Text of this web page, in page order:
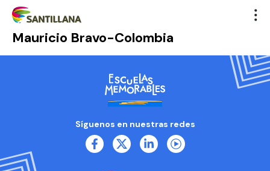
Mauricio Bravo-Colombia
Síguenos en nuestras redes